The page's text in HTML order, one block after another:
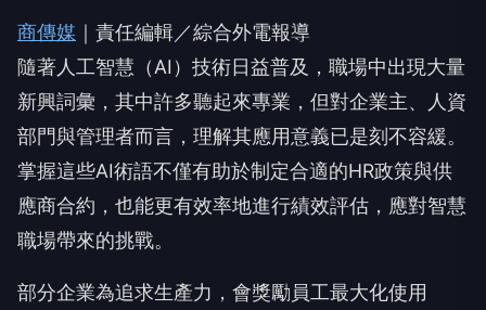
商傳媒 ｜責任編輯／綜合外電報導
隨著人工智慧（AI）技術日益普及，職場中出現大量
新興詞彙，其中許多聽起來專業，但對企業主、人資
部門與管理者而言，理解其應用意義已是刻不容緩。
掌握這些AI術語不僅有助於制定合適的HR政策與供
應商合約，也能更有效率地進行績效評估，應對智慧
職場帶來的挑戰。
部分企業為追求生產力，會獎勵員工最大化使用